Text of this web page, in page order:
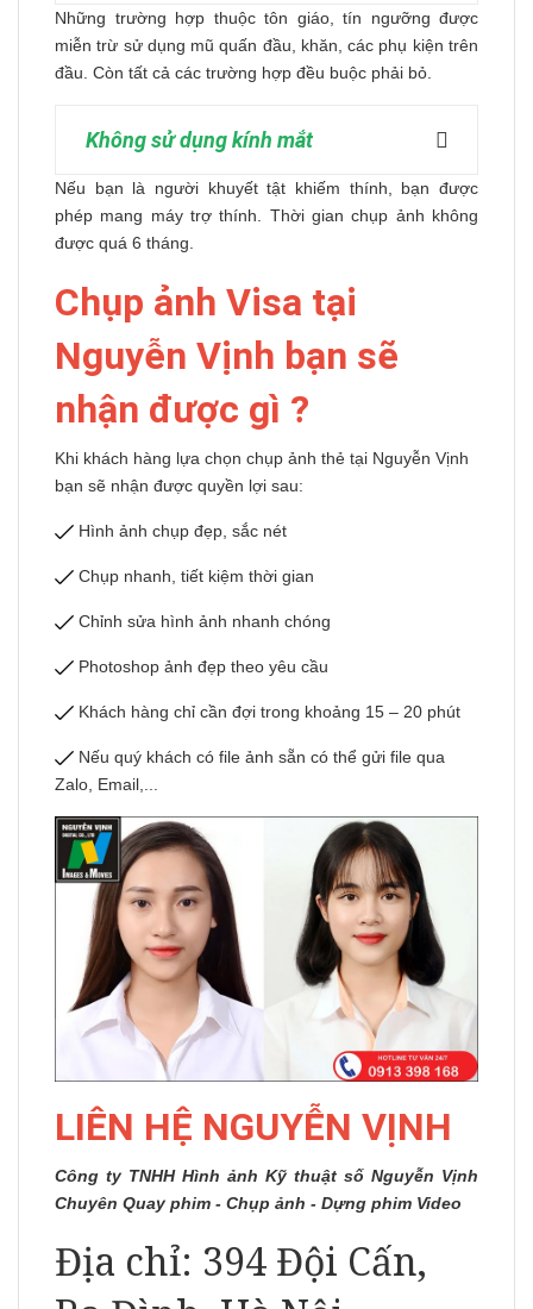
Những trường hợp thuộc tôn giáo, tín ngưỡng được
miễn trừ sử dụng mũ quấn đầu, khăn, các phụ kiện trên
đầu. Còn tất cả các trường hợp đều buộc phải bỏ.
Không sử dụng kính mắt
Nếu bạn là người khuyết tật khiếm thính, bạn được
phép mang máy trợ thính. Thời gian chụp ảnh không
được quá 6 tháng.
Chụp ảnh Visa tại
Nguyễn Vịnh bạn sẽ
nhận được gì ?
Khi khách hàng lựa chọn chụp ảnh thẻ tại Nguyễn Vịnh
bạn sẽ nhận được quyền lợi sau:
Hình ảnh chụp đẹp, sắc nét
Chụp nhanh, tiết kiệm thời gian
Chỉnh sửa hình ảnh nhanh chóng
Photoshop ảnh đẹp theo yêu cầu
Khách hàng chỉ cần đợi trong khoảng 15 – 20 phút
Nếu quý khách có file ảnh sẵn có thể gửi file qua
Zalo, Email,...
LIÊN HỆ NGUYỄN VỊNH
Công ty TNHH Hình ảnh Kỹ thuật số Nguyễn Vịnh
Chuyên Quay phim - Chụp ảnh - Dựng phim Video
Địa chỉ: 394 Đội Cấn,